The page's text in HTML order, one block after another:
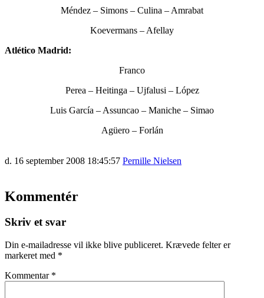
Méndez – Simons – Culina – Amrabat
Koevermans – Afellay
Atlético Madrid:
Franco
Perea – Heitinga – Ujfalusi – López
Luis García – Assuncao – Maniche – Simao
Agüero – Forlán
d. 16 september 2008 18:45:57 Pernille Nielsen
Kommentér
Skriv et svar
Din e-mailadresse vil ikke blive publiceret. Krævede felter er
markeret med *
Kommentar *